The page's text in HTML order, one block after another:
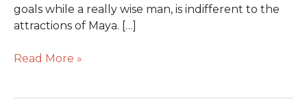
goals while a really wise man, is indifferent to the
attractions of Maya. […]
Read More »